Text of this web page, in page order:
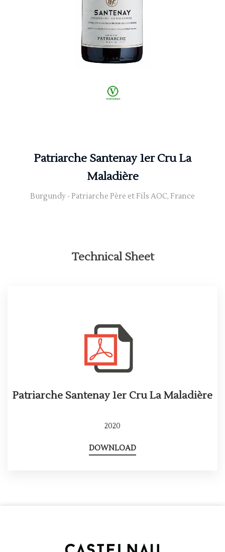
Patriarche Santenay 1er Cru La
Maladière
Burgundy - Patriarche Père et Fils AOC, France
Technical Sheet
Patriarche Santenay 1er Cru La Maladière
2020
DOWNLOAD